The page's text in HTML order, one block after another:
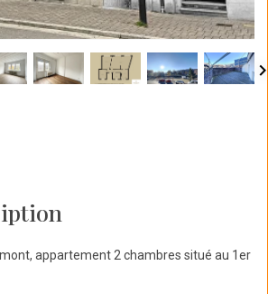
appartement 2 chambres situé au 1er